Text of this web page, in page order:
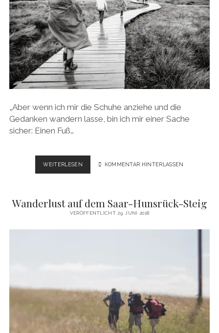
„Aber wenn ich mir die Schuhe anziehe und die
Gedanken wandern lasse, bin ich mir einer Sache
sicher: Einen Fuß…
WEITERLESENGEHEN
…
IN
SCHOTTLAND
KOMMENTAR HINTERLASSEN
Wanderlust auf dem Saar-Hunsrück-Steig
VERÖFFENTLICHT 29. JUNI 2018